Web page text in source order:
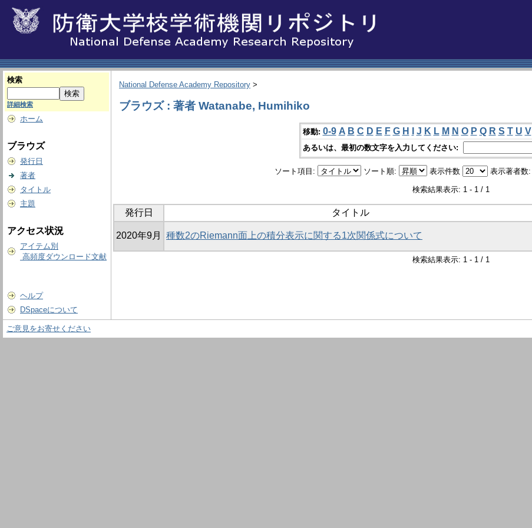
検索
詳細検索
ホーム
ブラウズ
発行日
著者
タイトル
主題
アクセス状況
アイテム別
高頻度ダウンロード文献
ヘルプ
DSpaceについて
National Defense Academy Repository >
ブラウズ : 著者 Watanabe, Humihiko
移動: 0-9 A B C D E F G H J K L M N O P Q R S T U V
あるいは、最初の数文字を入力してください:
ソート項目: ソート順: 表示件数 表示著者数:
検索結果表示: 1 - 1 / 1
発行日 タイトル
2020年9月 種数2のRiemann面上の積分表示に関する1次関係式について
検索結果表示: 1 - 1 / 1
ご意見をお寄せください